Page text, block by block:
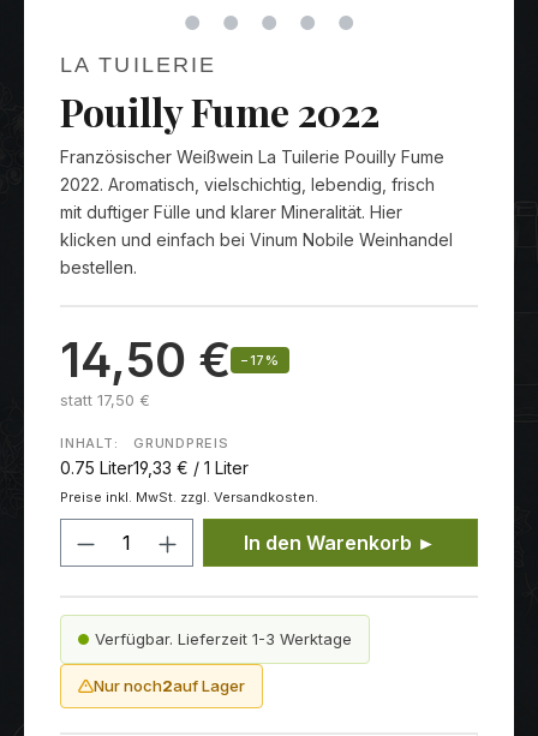
LA TUILERIE
Pouilly Fume 2022
Französischer Weißwein La Tuilerie Pouilly Fume
2022. Aromatisch, vielschichtig, lebendig, frisch
mit duftiger Fülle und klarer Mineralität. Hier
klicken und einfach bei Vinum Nobile Weinhandel
bestellen.
14,50 € −17%
statt 17,50 €
INHALT:
0.75 Liter
GRUNDPREIS
19,33 € / 1 Liter
Preise inkl. MwSt. zzgl. Versandkosten.
Produkt Anzahl: Gib den
In den Warenkorb ►
Verfügbar. Lieferzeit 1-3 Werktage
Nur noch2auf Lager